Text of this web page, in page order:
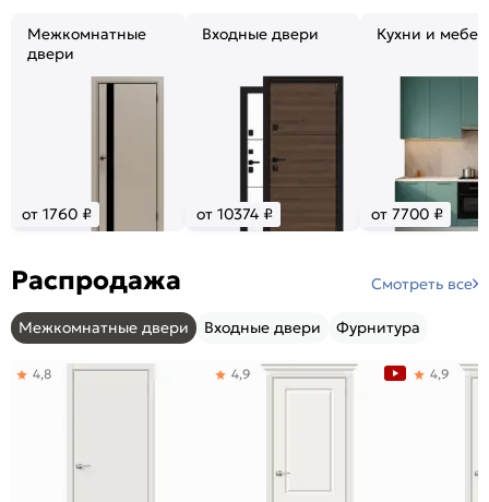
Межкомнатные
двери
от 1760 ₽
Входные двери
от 10374 ₽
Кухни и
от 7700 ₽
Распродажа Смотреть все
Межкомнатные двери Входные двери Фурнитура
4,8 4,9 4,9